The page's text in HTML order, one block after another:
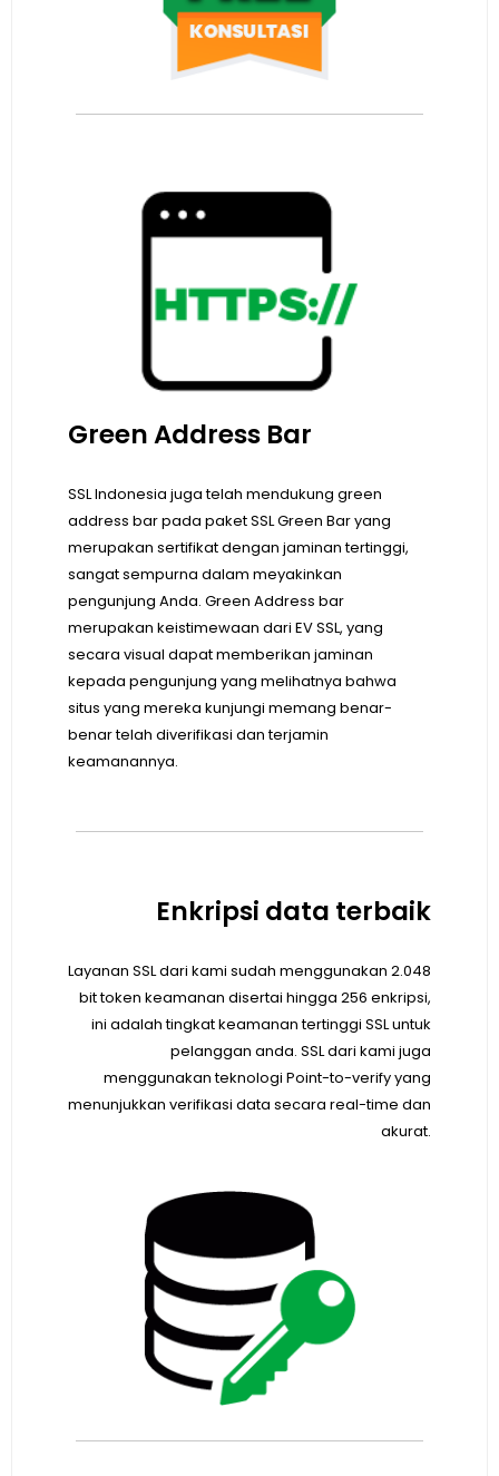
Green Address Bar
SSL Indonesia juga telah mendukung green
address bar pada paket SSL Green Bar yang
merupakan sertifikat dengan jaminan tertinggi,
sangat sempurna dalam meyakinkan
pengunjung Anda. Green Address bar
merupakan keistimewaan dari EV SSL, yang
secara visual dapat memberikan jaminan
kepada pengunjung yang melihatnya bahwa
situs yang mereka kunjungi memang benar-
benar telah diverifikasi dan terjamin
keamanannya.
Enkripsi data terbaik
Layanan SSL dari kami sudah menggunakan 2.048
bit token keamanan disertai hingga 256 enkripsi,
ini adalah tingkat keamanan tertinggi SSL untuk
pelanggan anda. SSL dari kami juga
menggunakan teknologi Point-to-verify yang
menunjukkan verifikasi data secara real-time dan
akurat.